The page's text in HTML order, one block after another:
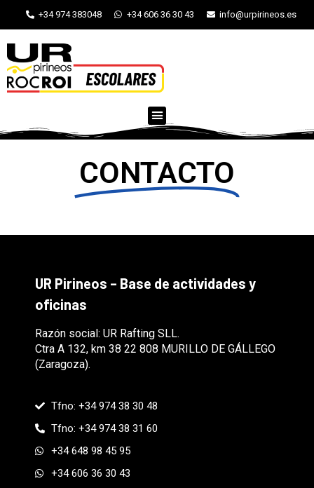
+34 974 383048 +34 606 36 30 43 info@urpirineos.es
CONTACTO
UR Pirineos – Base de actividades y
oficinas
Razón social: UR Rafting SLL.
Ctra A 132, km 38 22 808 MURILLO DE GÁLLEGO
(Zaragoza).
Tfno: +34 974 38 30 48
Tfno: +34 974 38 31 60
+34 648 98 45 95
+34 606 36 30 43